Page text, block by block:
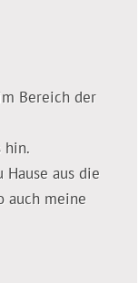
Bereich der
hin.
aus die
auch meine